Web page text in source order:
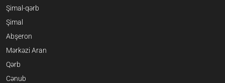
Şimal-qərb
Şimal
Abşeron
Mərkəzi Aran
Qərb
Cənub